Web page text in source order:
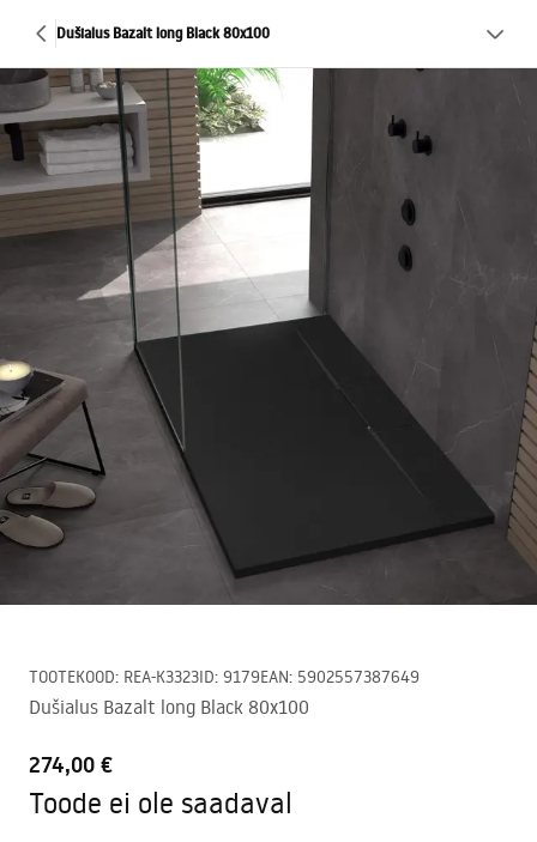
Dušialus Bazalt long Black 80x100
TOOTEKOOD: REA-K3323ID: 9179EAN: 5902557387649
Dušialus Bazalt long Black 80x100
274,00 €
Toode ei ole saadaval